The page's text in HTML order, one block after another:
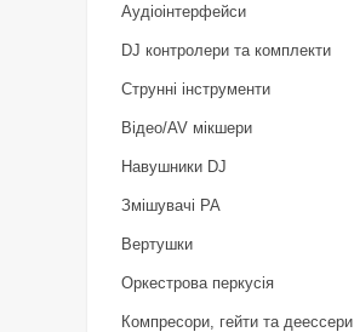
Аудіоінтерфейси
DJ контролери та комплекти
Струнні інструменти
Відео/AV мікшери
Навушники DJ
Змішувачі PA
Вертушки
Оркестрова перкусія
Компресори, гейти та деессери